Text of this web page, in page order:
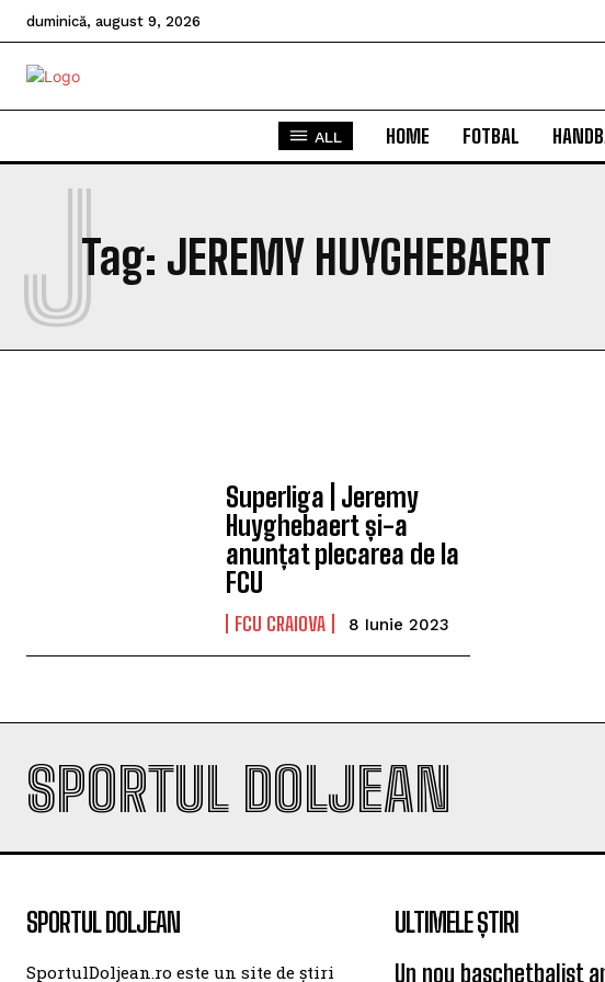
duminică, august 9, 2026
ALL HOME FOTBAL
Tag: JEREMY HUYGHEBAERT
J
Superliga | Jeremy
Huyghebaert și-a
anunțat plecarea de la
FCU
FCU CRAIOVA 8 Iunie 2023
SPORTUL DOLJEAN
SPORTUL DOLJEAN
SportulDoljean.ro este un site de știri
ULTIMELE ȘTIRI
Un nou baschetbalist